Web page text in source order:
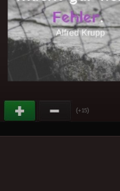
(+15)